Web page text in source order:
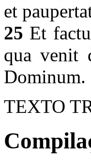
et
25 Et
qua venit
Dominum.
TEXTO